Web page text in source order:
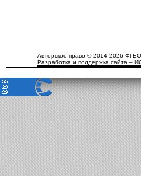
Авторское право © 2014-2026
Разработка и поддержка сайта –